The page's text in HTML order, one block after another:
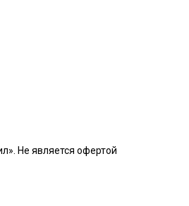
Не является офертой